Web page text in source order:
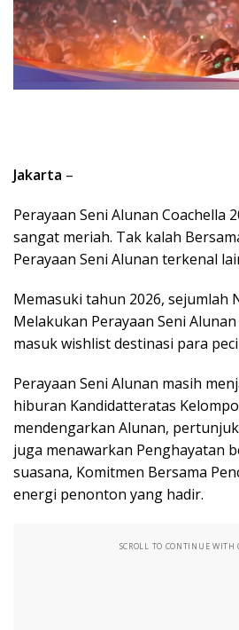
Jakarta –
Perayaan Seni Alunan Coachella
sangat meriah. Tak kalah
Perayaan Seni Alunan terkenal
Memasuki tahun 2026, sejumlah
Melakukan Perayaan Seni
masuk wishlist destinasi para
Perayaan Seni Alunan masih
hiburan Kandidatteratas
mendengarkan Alunan,
juga menawarkan Penghayatan
suasana, Komitmen Bersama
energi penonton yang hadir.
SCROLL TO CONTINUE WITH